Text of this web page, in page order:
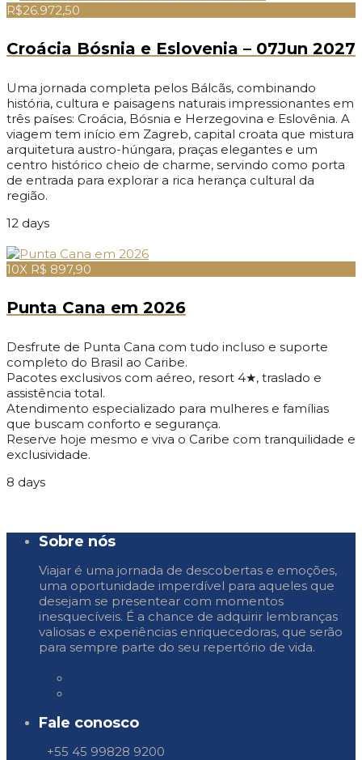
R$26.972,50
Croácia Bósnia e Eslovenia – 07Jun 2027
Uma jornada completa pelos Bálcãs, combinando
história, cultura e paisagens naturais impressionantes em
três países: Croácia, Bósnia e Herzegovina e Eslovênia. A
viagem tem início em Zagreb, capital croata que mistura
arquitetura austro-húngara, praças elegantes e um
centro histórico cheio de charme, servindo como porta
de entrada para explorar a rica herança cultural da
região.
12 days
10X R$ 897,90
Punta Cana em 2026
Desfrute de Punta Cana com tudo incluso e suporte
completo do Brasil ao Caribe.
Pacotes exclusivos com aéreo, resort 4★, traslado e
assistência total.
Atendimento especializado para mulheres e famílias
que buscam conforto e segurança.
Reserve hoje mesmo e viva o Caribe com tranquilidade e
exclusividade.
8 days
Sobre nós
Viajar é uma jornada de descobertas e emoções,
uma oportunidade imperdível para aqueles que
desejam se presentear com momentos
inesquecíveis. É a chance de adquirir lembranças
valiosas e experiências enriquecedoras, que serão
para sempre parte do seu repertório de vida.
Fale conosco
+55 45 99828 9200